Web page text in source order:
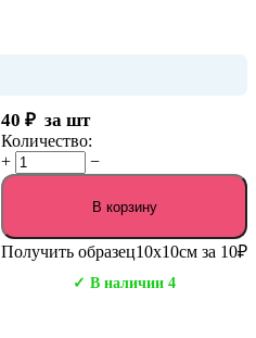
40 ₽ за шт
Количество:
+
−
В корзину
Получить образец10х10см за 10₽
✓ В наличии 4